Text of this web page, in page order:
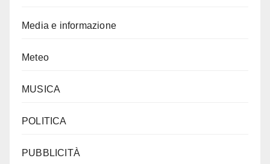
Media e informazione
Meteo
MUSICA
POLITICA
PUBBLICITÀ